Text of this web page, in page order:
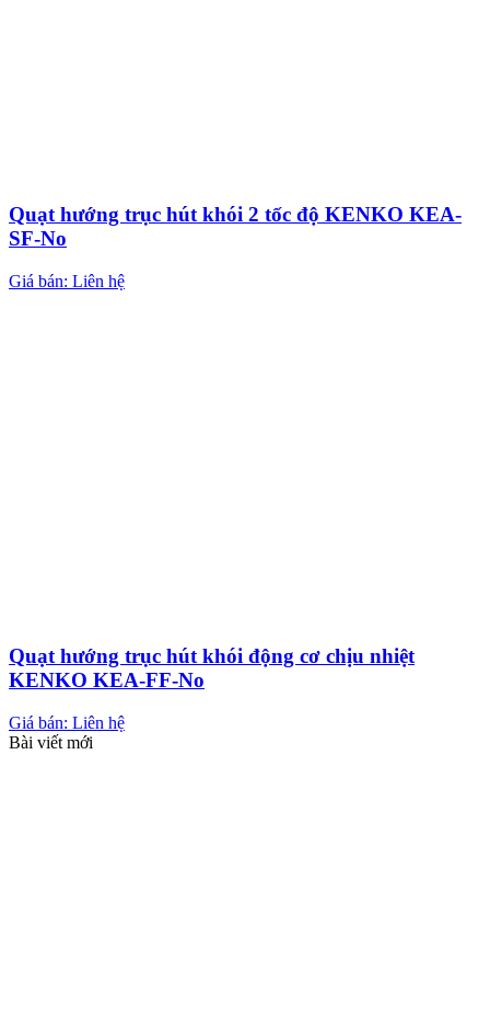
Quạt hướng trục hút khói 2 tốc độ KENKO KEA-
SF-No
Giá bán: Liên hệ
Quạt hướng trục hút khói động cơ chịu nhiệt
KENKO KEA-FF-No
Giá bán: Liên hệ
Bài viết mới